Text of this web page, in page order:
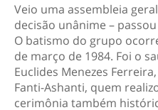
Veio uma assembleia
decisão unânime –
O batismo do grupo
de março de 1984. Foi o
Euclides Menezes
Fanti-Ashanti, quem
cerimônia também